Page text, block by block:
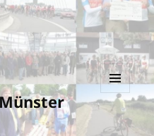
MENÜ
UND
WIDGETS